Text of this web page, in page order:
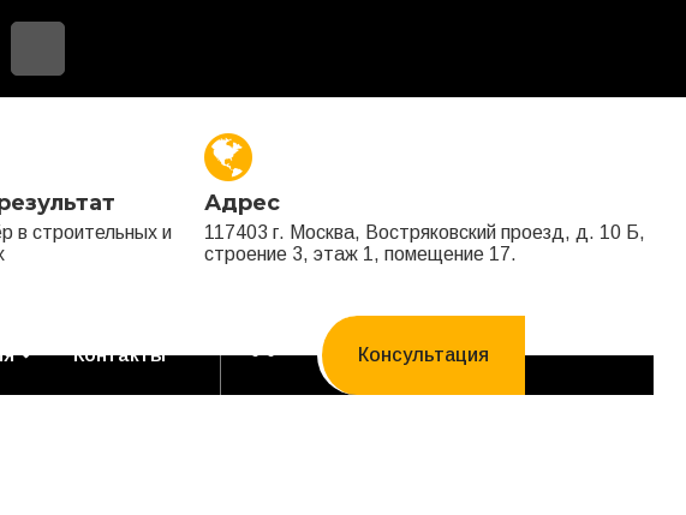
в строительных и
Адрес
117403 г. Москва, Востряковский проезд, д. 10 Б,
строение 3, этаж 1, помещение 17.
Контакты Консультация